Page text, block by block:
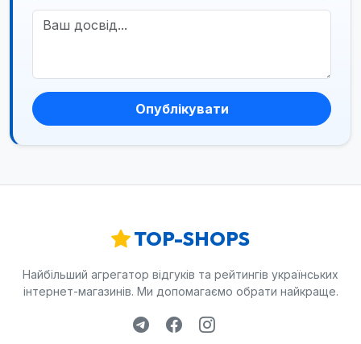
Опублікувати
TOP-SHOPS
Найбільший агрегатор відгуків та рейтингів українських
інтернет-магазинів. Ми допомагаємо обрати найкраще.